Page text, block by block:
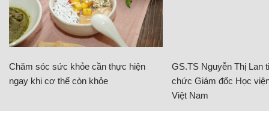
Chăm sóc sức khỏe cần thực hiện
ngay khi cơ thể còn khỏe
GS.TS Nguyễn Thị Lan
chức Giám đốc Học
Việt Nam